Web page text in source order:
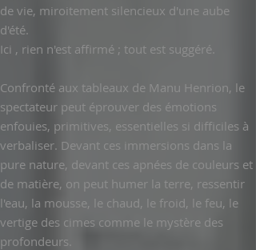
de vie, miroitement silencieux d'une aube
d'été.
Ici , rien n'est affirmé ; tout est suggéré.
Confronté aux tableaux de Manu Henrion, le
spectateur peut éprouver des émotions
enfouies, primitives, essentielles si difficiles à
verbaliser. Devant ces immersions dans la
pure nature, devant ces apnées de couleurs et
de matière, on peut humer la terre, ressentir
l'eau, la mousse, le chaud, le froid, le feu, le
vertige des cimes comme le mystère des
profondeurs.